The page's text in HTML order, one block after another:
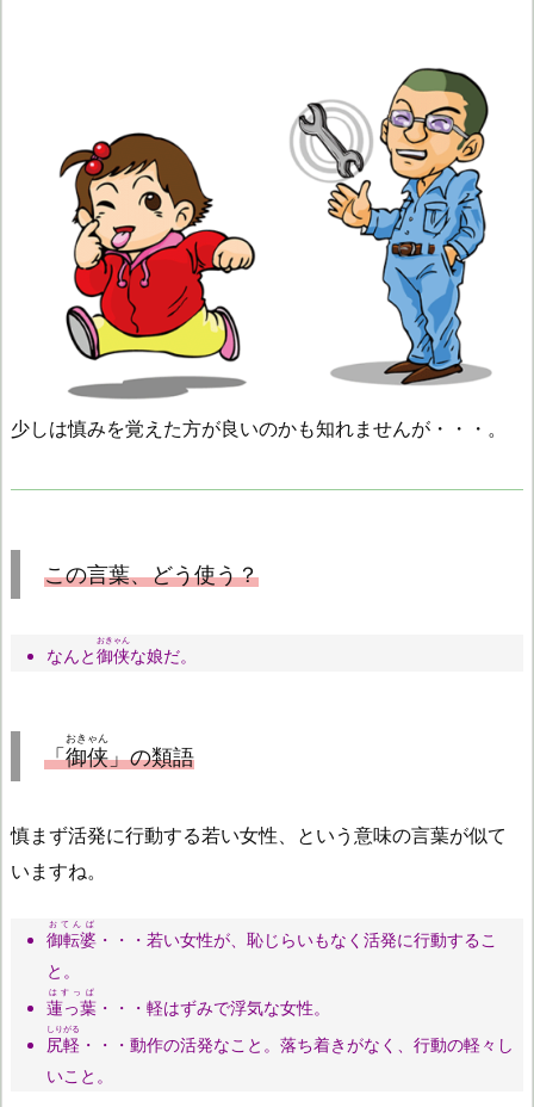
少しは慎みを覚えた方が良いのかも知れませんが・・・。
この言葉、どう使う？
なんと御侠
おきゃん
な娘だ。
「御侠
おきゃん
」の類語
慎まず活発に行動する若い女性、という意味の言葉が似て
いますね。
御転婆
おてんば
・・・若い女性が、恥じらいもなく活発に行動するこ
と。
蓮っ葉
はすっぱ
・・・軽はずみで浮気な女性。
尻軽
しりがる
・・・動作の活発なこと。落ち着きがなく、行動の軽々し
いこと。